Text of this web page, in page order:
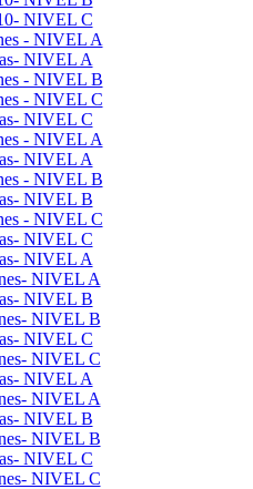
NIVEL C
- NIVEL A
NIVEL A
- NIVEL B
- NIVEL C
NIVEL C
- NIVEL A
NIVEL A
- NIVEL B
NIVEL B
- NIVEL C
NIVEL C
NIVEL A
NIVEL A
NIVEL B
NIVEL B
NIVEL C
NIVEL C
NIVEL A
NIVEL A
NIVEL B
NIVEL B
NIVEL C
NIVEL C